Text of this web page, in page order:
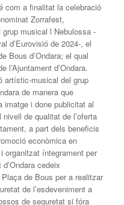
com a finalitat la celebració
Zorrafest,
musical l Nebulossa -
d’Eurovisió de 2024-, el
Bous d’Ondara; el qual
l’Ajuntament d’Ondara.
artístic-musical del grup
de manera que
imatge i done publicitat al
de qualitat de l’oferta
a part dels beneficis
econòmica en
organitzat íntegrament per
cedeix
de Bous per a realitzar
de l’esdeveniment a
de seguretat si fóra